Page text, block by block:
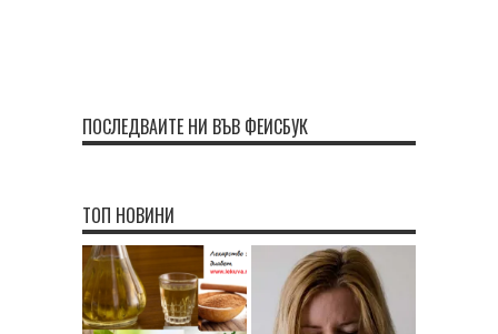
ПОСЛЕДВАЙТЕ НИ ВЪВ ФЕЙСБУК
ТОП НОВИНИ